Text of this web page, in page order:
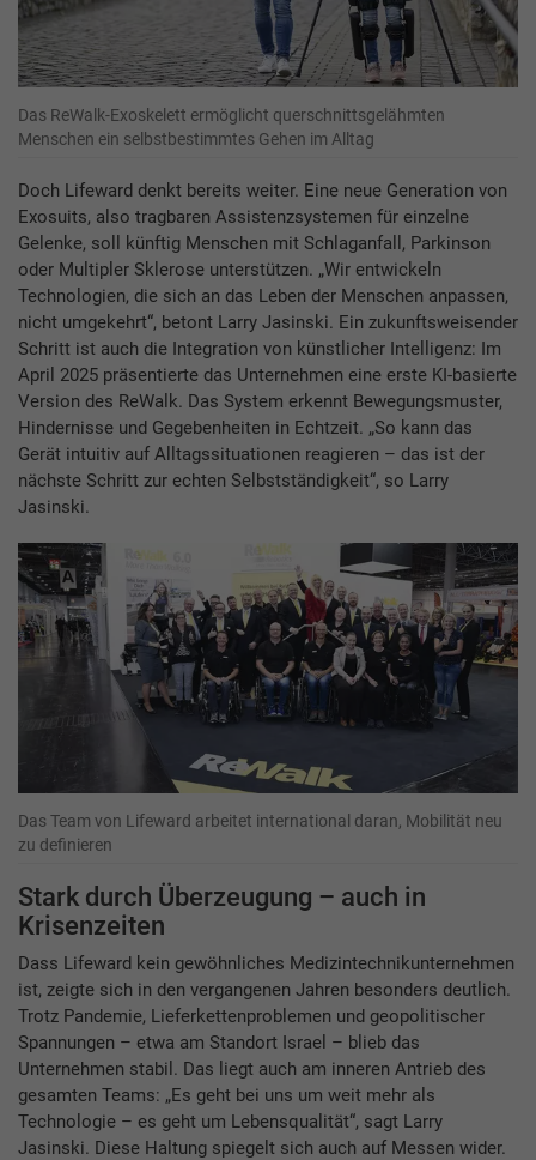
Das ReWalk-Exoskelett ermöglicht querschnittsgelähmten
Menschen ein selbstbestimmtes Gehen im Alltag
Doch Lifeward denkt bereits weiter. Eine neue Generation von
Exosuits, also tragbaren Assistenzsystemen für einzelne
Gelenke, soll künftig Menschen mit Schlaganfall, Parkinson
oder Multipler Sklerose unterstützen. „Wir entwickeln
Technologien, die sich an das Leben der Menschen anpassen,
nicht umgekehrt“, betont Larry Jasinski. Ein zukunftsweisender
Schritt ist auch die Integration von künstlicher Intelligenz: Im
April 2025 präsentierte das Unternehmen eine erste KI-basierte
Version des ReWalk. Das System erkennt Bewegungsmuster,
Hindernisse und Gegebenheiten in Echtzeit. „So kann das
Gerät intuitiv auf Alltagssituationen reagieren – das ist der
nächste Schritt zur echten Selbstständigkeit“, so Larry
Jasinski.
Das Team von Lifeward arbeitet international daran, Mobilität neu
zu definieren
Stark durch Überzeugung – auch in
Krisenzeiten
Dass Lifeward kein gewöhnliches Medizintechnikunternehmen
ist, zeigte sich in den vergangenen Jahren besonders deutlich.
Trotz Pandemie, Lieferkettenproblemen und geopolitischer
Spannungen – etwa am Standort Israel – blieb das
Unternehmen stabil. Das liegt auch am inneren Antrieb des
gesamten Teams: „Es geht bei uns um weit mehr als
Technologie – es geht um Lebensqualität“, sagt Larry
Jasinski. Diese Haltung spiegelt sich auch auf Messen wider.